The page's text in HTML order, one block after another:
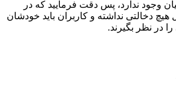
وجود ندارد، پس دقت فرمایید که در
دخالتی نداشته و کاربران باید خودشان
در نظر بگیرند.